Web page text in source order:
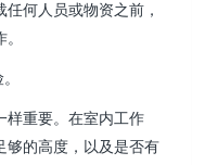
何人员或物资之前，
样重要。在室内工作
够的高度，以及是否有